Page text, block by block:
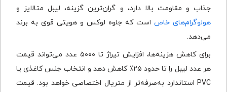
جذاب و مقاومت بالا دارد، و گران‌ترین گزینه، لیبل متالایز و
هولوگرام‌های خاص است که جلوه لوکس و هویتی قوی به برند
می‌دهد.
برای کاهش هزینه‌ها، افزایش تیراژ تا ۵۰۰۰ عدد می‌تواند قیمت
هر عدد لیبل را تا حدود ۲۵٪ کاهش دهد و انتخاب جنس کاغذی یا
PVC استاندارد به‌صرفه‌تر از متریال اختصاصی خواهد بود. قیمت